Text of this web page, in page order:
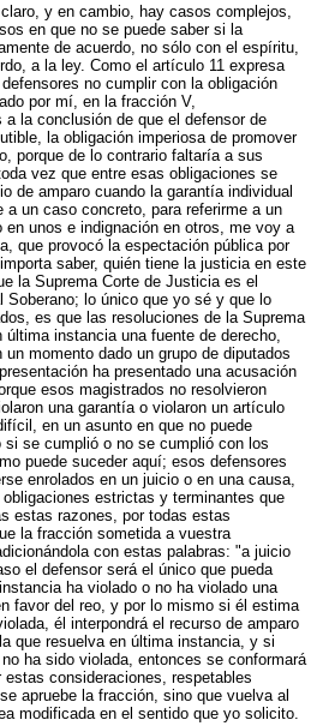
y en cambio, hay casos complejos,
en que no se puede saber si la
de acuerdo, no sólo con el espíritu,
a la ley. Como el artículo 11 expresa
no cumplir con la obligación
por mí, en la fracción V,
la conclusión de que el defensor de
la obligación imperiosa de promover
porque de lo contrario faltaría a sus
vez que entre esas obligaciones se
de amparo cuando la garantía individual
a un caso concreto, para referirme a un
unos e indignación en otros, me voy a
que provocó la espectación pública por
saber, quién tiene la justicia en este
la Suprema Corte de Justicia es el
Soberano; lo único que yo sé y que lo
es que las resoluciones de la Suprema
instancia una fuente de derecho,
momento dado un grupo de diputados
ha presentado una acusación
esos magistrados no resolvieron
una garantía o violaron un artículo
en un asunto en que no puede
se cumplió o no se cumplió con los
puede suceder aquí; esos defensores
enrolados en un juicio o en una causa,
estrictas y terminantes que
estas razones, por todas estas
la fracción sometida a vuestra
con estas palabras: "a juicio
el defensor será el único que pueda
ha violado o no ha violado una
favor del reo, y por lo mismo si él estima
él interpondrá el recurso de amparo
que resuelva en última instancia, y si
ha sido violada, entonces se conformará
consideraciones, respetables
apruebe la fracción, sino que vuelva al
modificada en el sentido que yo solicito.